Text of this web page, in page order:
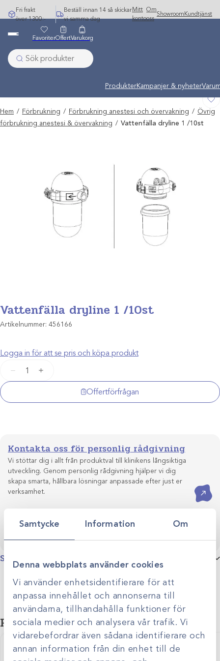
Samtycke Information Om
Denna webbplats använder cookies
Vi använder enhetsidentifierare för att
anpassa innehållet och annonserna till
användarna, tillhandahålla funktioner för
sociala medier och analysera vår trafik. Vi
vidarebefordrar även sådana identifierare och
annan information från din enhet till de
Hoppa
till
Fri frakt
över 1300:-
Beställ innan 14 så skickar
vi samma dag
Mitt
konto
Om
oss
Showroom Kundtjänst
Undermeny stängd: Varumärken
ProdukterKampanjer & nyheter
FavoriterOffertVarukorg
Hem / Förbrukning / Förbrukning anestesi och övervakning / Övrig
förbrukning anestesi & övervakning / Vattenfälla dryline 1 /10st
Vattenfälla dryline 1 /10st
Artikelnummer: 456166
Logga in för att se pris och köpa produkt
Vattenfälla
1
/10st
+
Offertförfrågan
Specifikationer
Produktgrupp Fukt- och partikelfilter
Kontakta oss för personlig rådgivning
Vi stöttar dig i allt från produktval till klinikens långsiktiga
utveckling. Genom personlig rådgivning hjälper vi dig
skapa smarta, hållbara lösningar anpassade efter just er
verksamhet.
Relaterade produkter